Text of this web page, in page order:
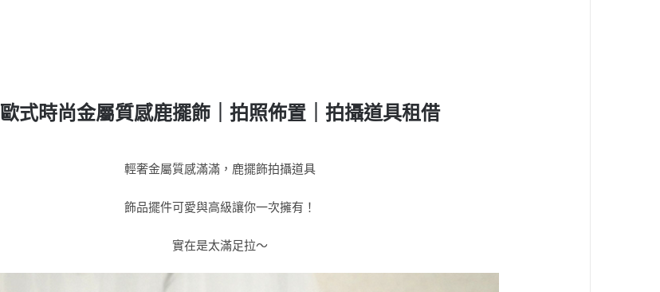
歐式時尚金屬質感鹿擺飾｜拍照佈置｜拍攝道具租借
輕奢金屬質感滿滿，鹿擺飾拍攝道具
飾品擺件可愛與高級讓你一次擁有！
實在是太滿足拉～